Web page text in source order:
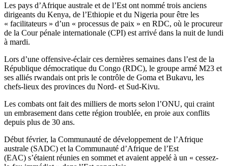
Les pays d’Afrique australe et de l’Est ont nommé trois anciens
dirigeants du Kenya, de l’Ethiopie et du Nigeria pour être les
« facilitateurs » d’un « processus de paix » en RDC, où le procureur
de la Cour pénale internationale (CPI) est arrivé dans la nuit de lundi
à mardi.
Lors d’une offensive-éclair ces dernières semaines dans l’est de la
République démocratique du Congo (RDC), le groupe armé M23 et
ses alliés rwandais ont pris le contrôle de Goma et Bukavu, les
chefs-lieux des provinces du Nord- et Sud-Kivu.
Les combats ont fait des milliers de morts selon l’ONU, qui craint
un embrasement dans cette région troublée, en proie aux conflits
depuis plus de 30 ans.
Début février, la Communauté de développement de l’Afrique
australe (SADC) et la Communauté d’Afrique de l’Est
(EAC) s’étaient réunies en sommet et avaient appelé à un « cessez-